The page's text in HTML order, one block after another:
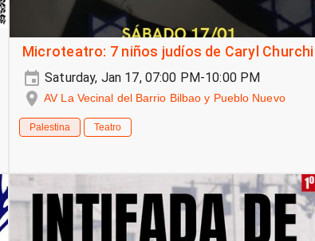
Microteatro: 7 niños judíos de Caryl Churchil
Saturday, Jan 17, 07:00 PM-10:00 PM
AV La Vecinal del Barrio Bilbao y Pueblo Nuevo
Palestina Teatro